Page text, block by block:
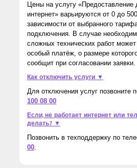
Цены на услугу «Предоставление
интернет» варьируются от 0 до
зависимости от выбранного
подключения. В случае
сложных технических работ
особый платёж, о размере
сообщит при согласовании заявки.
Как отключить услуги ▼
Для отключения услуг позвоните
100 08 00
Если, не работает интернет или
делать? ▼
Позвонить в техподдержку по
00.